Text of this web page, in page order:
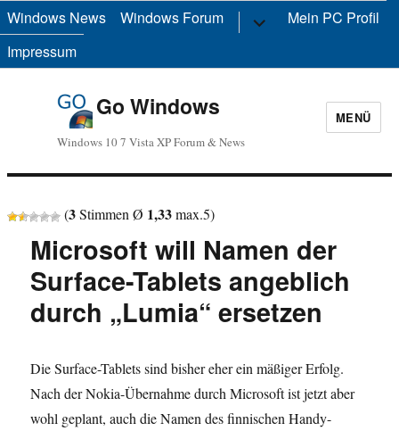
Windows News Windows Forum Untermenü
anzeigen
Mein PC Profil
Impressum
Go Windows
Windows 10 7 Vista XP Forum & News
MENÜ
(3Stimmen Ø 1,33max.5)
Microsoft will Namen der
Surface-Tablets angeblich
durch „Lumia“ ersetzen
Die Surface-Tablets sind bisher eher ein mäßiger Erfolg.
Nach der Nokia-Übernahme durch Microsoft ist jetzt aber
wohl geplant, auch die Namen des finnischen Handy-